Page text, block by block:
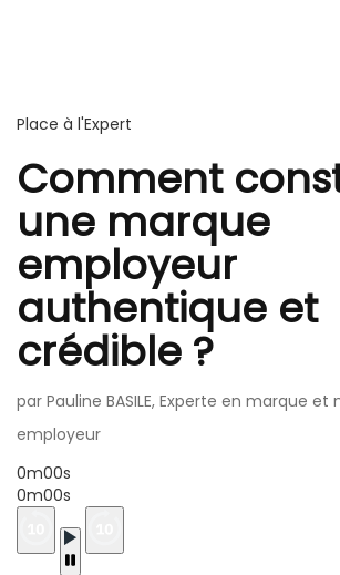
Place à l'Expert
Comment
une marque
employeur
authentique et
crédible ?
par Pauline BASILE, Experte en marque et
employeur
0m00s
0m00s